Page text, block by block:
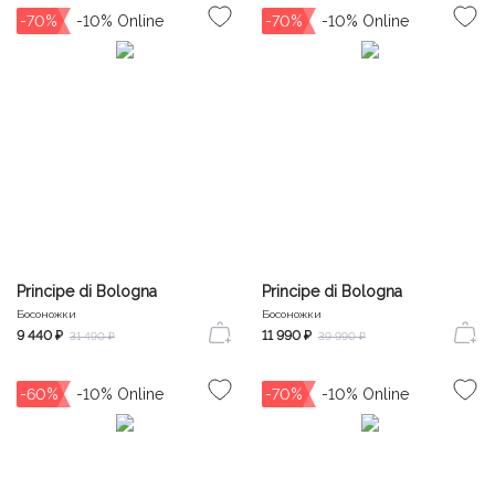
-70%
Principe di Bologna
Босоножки
9 440 ₽ 31 490 ₽
-70%
Principe di Bologna
Босоножки
11 990 ₽ 39 990 ₽
-60% -70%